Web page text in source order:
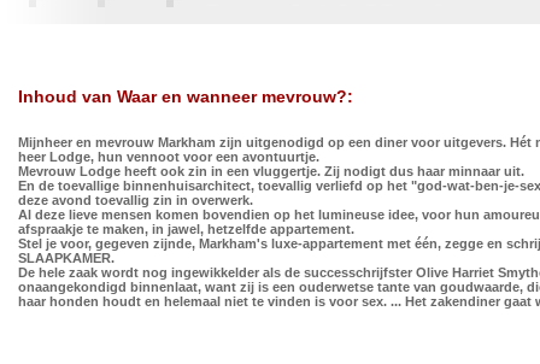
Inhoud van Waar en wanneer mevrouw?:
Mijnheer en mevrouw Markham zijn uitgenodigd op een diner voor uitgevers. Hét
heer Lodge, hun vennoot voor een avontuurtje.
Mevrouw Lodge heeft ook zin in een vluggertje. Zij nodigt dus haar minnaar uit.
En de toevallige binnenhuisarchitect, toevallig verliefd op het "god-wat-ben-je-
deze avond toevallig zin in overwerk.
Al deze lieve mensen komen bovendien op het lumineuse idee, voor hun
afspraakje te maken, in jawel, hetzelfde appartement.
Stel je voor, gegeven zijnde, Markham's luxe-appartement met één, zegge en
SLAAPKAMER.
De hele zaak wordt nog ingewikkelder als de successchrijfster Olive Harriet
onaangekondigd binnenlaat, want zij is een ouderwetse tante van goudwaarde,
haar honden houdt en helemaal niet te vinden is voor sex. ... Het zakendiner gaat